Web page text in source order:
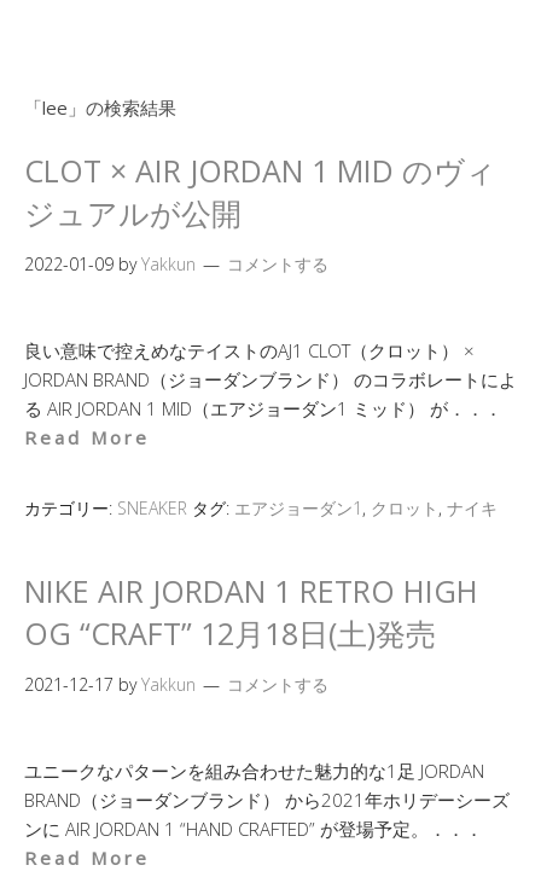
「lee 」の検索結果
CLOT × AIR JORDAN 1 MID のヴィ
ジュアルが公開
2022-01-09 byYakkun コメントする
良い意味で控えめなテイストのAJ1 CLOT（クロット） ×
JORDAN BRAND（ジョーダンブランド） のコラボレートによ
る AIR JORDAN 1 MID（エアジョーダン1 ミッド） が．．．
Read More
カテゴリー: SNEAKER タグ: エアジョーダン1 , クロット , ナイキ
NIKE AIR JORDAN 1 RETRO HIGH
OG “CRAFT” 12月18日(土)発売
2021-12-17 byYakkun コメントする
ユニークなパターンを組み合わせた魅力的な1足 JORDAN
BRAND（ジョーダンブランド） から2021年ホリデーシーズ
ンに AIR JORDAN 1 “HAND CRAFTED” が登場予定。．．．
Read More